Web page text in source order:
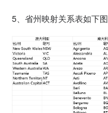
5、省州映射关系表如下图